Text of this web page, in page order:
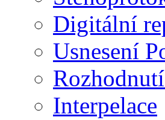
Digitální
Usnesení
Interpelace